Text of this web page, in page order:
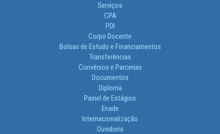
Serviços
CPA
PDI
Corpo Docente
Bolsas de Estudo e Financiamentos
Transferências
Convênios e Parcerias
Documentos
Diploma
Painel de Estágios
Enade
Internacionalização
Ouvidoria